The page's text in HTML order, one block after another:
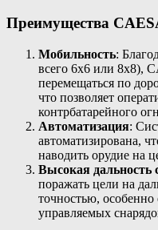
Преимущества
Мобильность:
всего 6х6 или 8х8),
перемещаться по
что позволяет
контрбатарейного
Автоматизация:
автоматизирована,
наводить орудие на
Высокая дальность
поражать цели на
точностью,
управляемых